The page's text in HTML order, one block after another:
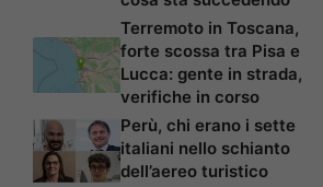
Terremoto in Toscana,
forte scossa tra Pisa e
Lucca: gente in strada,
verifiche in corso
Perù, chi erano i sette
italiani nello schianto
dell’aereo turistico